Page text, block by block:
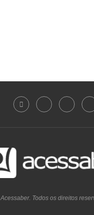
Acessaber. Todos os direitos